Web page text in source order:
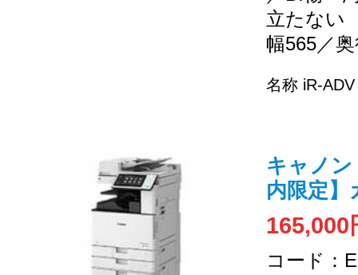
立たない
幅565／
名称 iR-
キャノン
内限定】
165,000
コード：